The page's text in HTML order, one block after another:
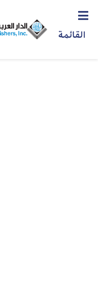
القائمة